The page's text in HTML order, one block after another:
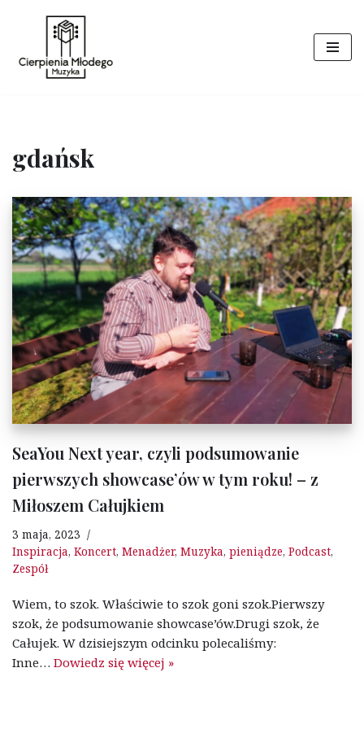
Przejdź
do
gdańsk
SeaYou Next year, czyli podsumowanie
pierwszych showcase’ów w tym roku! – z
Miłoszem Całujkiem
3 maja, 2023
Inspiracja, Koncert, Menadżer, Muzyka, pieniądze, Podcast,
Zespół
Wiem, to szok. Właściwie to szok goni szok.Pierwszy
szok, że podsumowanie showcase’ów.Drugi szok, że
Całujek. W dzisiejszym odcinku polecaliśmy:
Inne… Dowiedz się więcej »